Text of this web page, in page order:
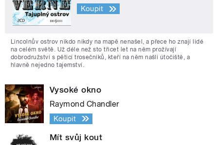
Koupit
Lincolnův ostrov nikdo nikdy na mapě nenašel, a přece ho znají lidé
na celém světě. Už déle než sto třicet let na něm prožívají
dobrodružství s pěticí trosečníků, kteří na něm našli útočiště, a
hlavně nejedno tajemství.
Vysoké okno
Raymond Chandler
Koupit
Mít svůj kout